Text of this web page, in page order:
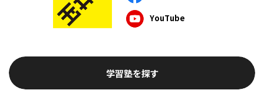
YouTube
学習塾を探す